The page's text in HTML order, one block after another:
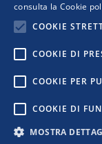
consulta la Cookie
COOKIE
COOKIE DI
COOKIE PER
COOKIE DI
MOSTRA